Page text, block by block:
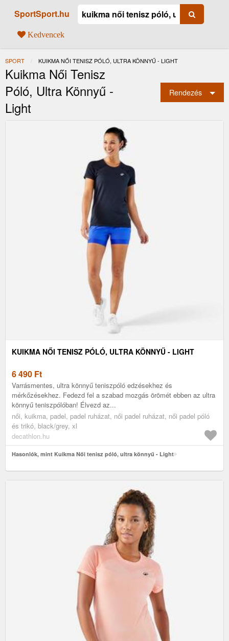
SportSport.hu
Kedvencek
SPORT JELENLEGI:
KUIKMA NŐI TENISZ PÓLÓ, ULTRA KÖNNYŰ - LIGHT
Kuikma Női Tenisz
Póló, Ultra Könnyű -
Light
Rendezés
KUIKMA NŐI TENISZ PÓLÓ, ULTRA KÖNNYŰ - LIGHT
6 490 Ft
Varrásmentes, ultra könnyű teniszpóló edzésekhez és
mérkőzésekhez. Fedezd fel a szabad mozgás örömét ebben az ultra
könnyű teniszpólóban! Élvezd az...
női, kuikma, padel, padel ruházat, női padel ruházat, női padel póló
és trikó, black/grey, xl
decathlon.hu
Hasonlók, mint Kuikma Női tenisz póló, ultra könnyű - Light